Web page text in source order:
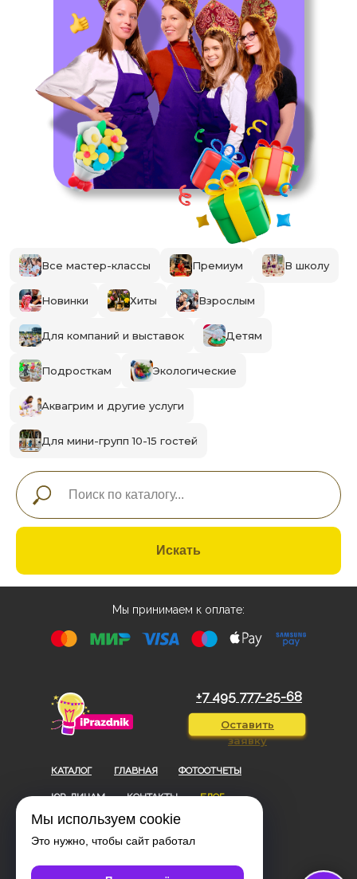
Все мастер-классы Премиум В школу
Новинки Хиты Взрослым
Для компаний и выставок Детям
Подросткам Экологические
Аквагрим и другие услуги
Для мини-групп 10-15 гостей
Искать
Мы принимаем к оплате:
ФОТООТЧЕТЫ
КАТАЛОГ
+7 495 777-25-68
КОНТАКТЫ
ЮР. ЛИЦАМ
Оставить
заявку
ГЛАВНАЯ
БЛОГ
Мы используем cookie
Это нужно, чтобы сайт работал